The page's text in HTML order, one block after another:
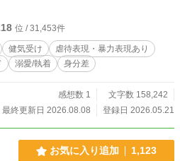
位 / 31,453件
健気受け
虐待表現・暴力表現あり
溺愛/執着 身分差
感想数 1
文字数 158,242
最終更新日 2026.08.08
登録日 2026.05.21
お気に入り追加 1,123